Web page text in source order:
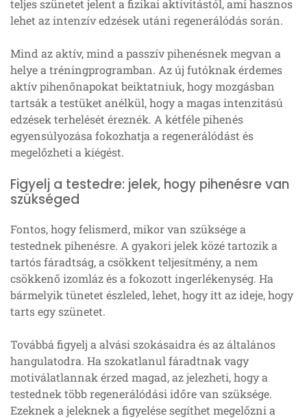
teljes szünetet jelent a fizikai aktivitástól, ami hasznos
lehet az intenzív edzések utáni regenerálódás során.
Mind az aktív, mind a passzív pihenésnek megvan a
helye a tréningprogramban. Az új futóknak érdemes
aktív pihenőnapokat beiktatniuk, hogy mozgásban
tartsák a testüket anélkül, hogy a magas intenzitású
edzések terhelését éreznék. A kétféle pihenés
egyensúlyozása fokozhatja a regenerálódást és
megelőzheti a kiégést.
Figyelj a testedre: jelek, hogy pihenésre van
szükséged
Fontos, hogy felismerd, mikor van szüksége a
testednek pihenésre. A gyakori jelek közé tartozik a
tartós fáradtság, a csökkent teljesítmény, a nem
csökkenő izomláz és a fokozott ingerlékenység. Ha
bármelyik tünetet észleled, lehet, hogy itt az ideje, hogy
tarts egy szünetet.
Továbbá figyelj a alvási szokásaidra és az általános
hangulatodra. Ha szokatlanul fáradtnak vagy
motiválatlannak érzed magad, az jelezheti, hogy a
testednek több regenerálódási időre van szüksége.
Ezeknek a jeleknek a figyelése segíthet megelőzni a